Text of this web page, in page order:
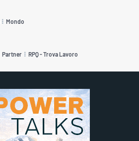
Mondo
Partner RPQ - Trova Lavoro